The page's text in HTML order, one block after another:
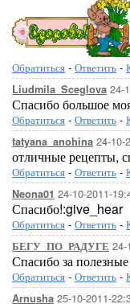
Обратиться - Ответить -
Liudmila_Sceglova 24-
Спасибо большое
Обратиться - Ответить -
tatyana_anohina 24-10-
отличные рецепты,
Обратиться - Ответить -
Neona01 24-10-2011-
Спасибо!:give_hear
Обратиться - Ответить -
БЕГУ_ПО_РАДУГЕ 24-
Спасибо за
Обратиться - Ответить -
Arnusha 25-10-2011-